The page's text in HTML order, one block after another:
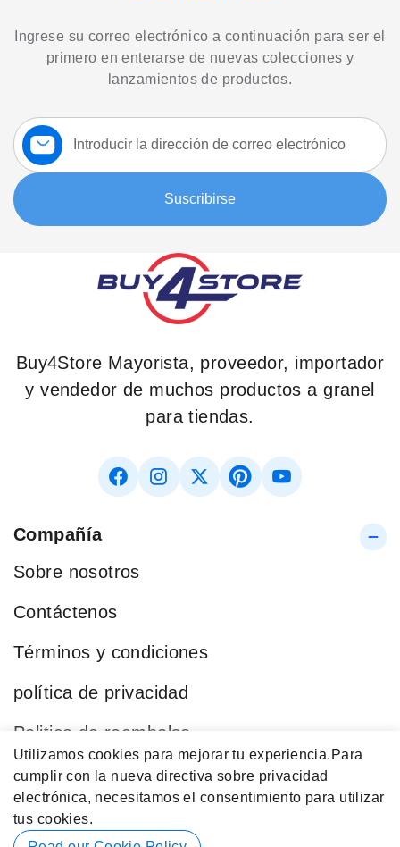
Utilizamos cookies para mejorar tu experiencia. Para
cumplir con la nueva directiva sobre privacidad
electrónica, necesitamos el consentimiento para utilizar
tus cookies.
Ingrese su correo electrónico a continuación para ser el
primero en enterarse de nuevas colecciones y
lanzamientos de productos.
Suscríbase
a
nuestro
boletín:
Suscribirse
Buy4Store Mayorista, proveedor, importador
y vendedor de muchos productos a granel
para tiendas.
Compañía
Sobre nosotros
Contáctenos
Términos y condiciones
política de privacidad
Politica de reembolso
Blog
Categorías Populares